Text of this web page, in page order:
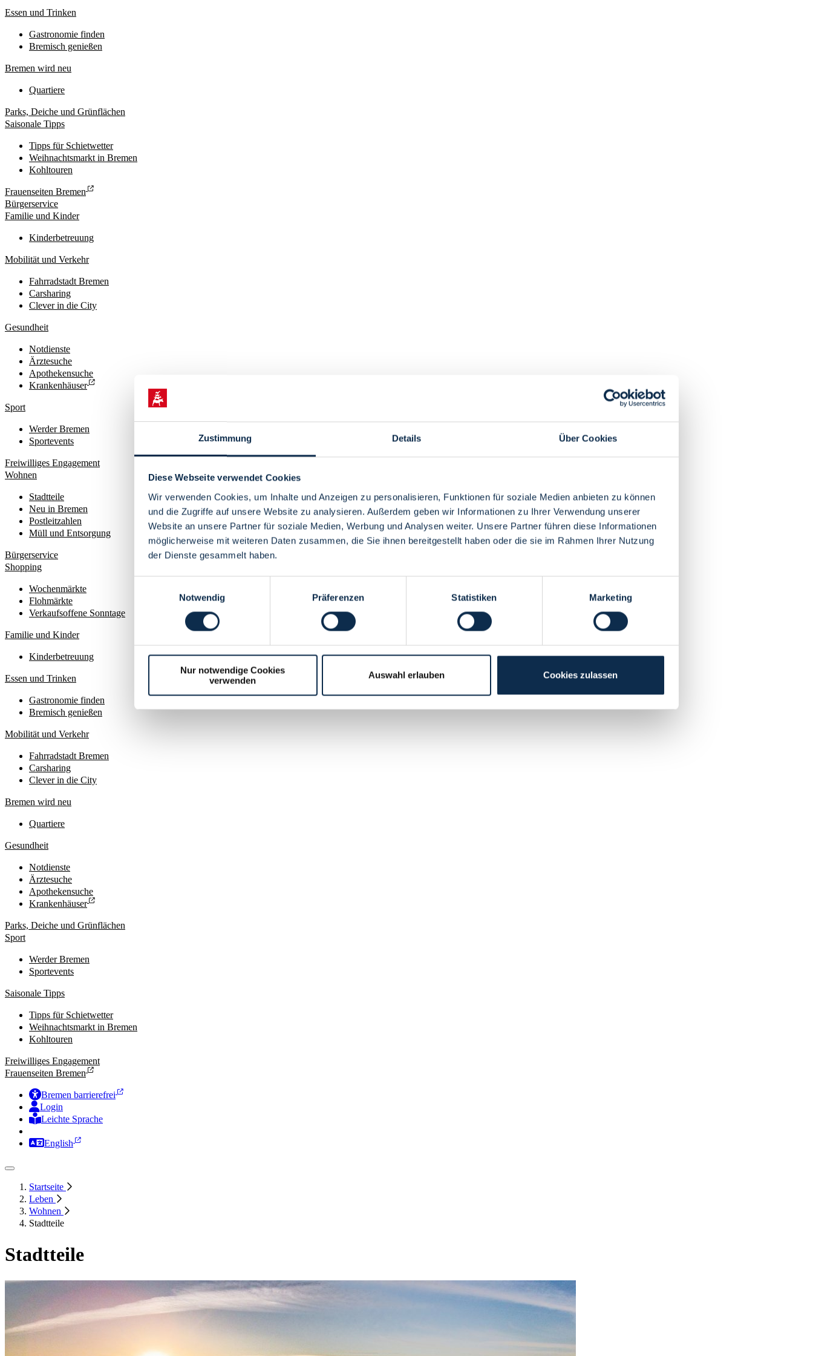
Zustimmung Details Über Cookies
Diese Webseite verwendet Cookies
Wir verwenden Cookies, um Inhalte und Anzeigen zu personalisieren, Funktionen für soziale Medien anbieten zu können
und die Zugriffe auf unsere Website zu analysieren. Außerdem geben wir Informationen zu Ihrer Verwendung unserer
Website an unsere Partner für soziale Medien, Werbung und Analysen weiter. Unsere Partner führen diese Informationen
möglicherweise mit weiteren Daten zusammen, die Sie ihnen bereitgestellt haben oder die sie im Rahmen Ihrer Nutzung
der Dienste gesammelt haben.
Notwendig
Präferenzen Statistiken Marketing
Nur notwendige Cookies
verwenden
Auswahl erlauben Cookies zulassen
Essen und Trinken
Gastronomie finden
Bremisch genießen
Bremen wird neu
Quartiere
Parks, Deiche und Grünflächen
Saisonale Tipps
Tipps für Schietwetter
Weihnachtsmarkt in Bremen
Kohltouren
Frauenseiten Bremen
Bürgerservice
Familie und Kinder
Kinderbetreuung
Mobilität und Verkehr
Fahrradstadt Bremen
Carsharing
Clever in die City
Gesundheit
Notdienste
Ärztesuche
Apothekensuche
Krankenhäuser
Sport
Werder Bremen
Sportevents
Freiwilliges Engagement
Wohnen
Stadtteile
Neu in Bremen
Postleitzahlen
Müll und Entsorgung
Bürgerservice
Shopping
Wochenmärkte
Flohmärkte
Verkaufsoffene Sonntage
Familie und Kinder
Kinderbetreuung
Essen und Trinken
Gastronomie finden
Bremisch genießen
Mobilität und Verkehr
Fahrradstadt Bremen
Carsharing
Clever in die City
Bremen wird neu
Quartiere
Gesundheit
Notdienste
Ärztesuche
Apothekensuche
Krankenhäuser
Parks, Deiche und Grünflächen
Sport
Werder Bremen
Sportevents
Saisonale Tipps
Tipps für Schietwetter
Weihnachtsmarkt in Bremen
Kohltouren
Freiwilliges Engagement
Frauenseiten Bremen
Bremen barrierefrei
Login
Leichte Sprache
English
Startseite
Leben
Wohnen
Stadtteile
Stadtteile